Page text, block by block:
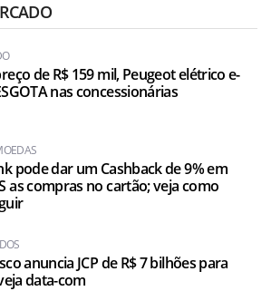
de R$ 159 mil, Peugeot elétrico e-
nas concessionárias
pode dar um Cashback de 9% em
as compras no cartão; veja como
anuncia JCP de R$ 7 bilhões para
data-com